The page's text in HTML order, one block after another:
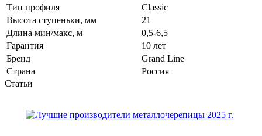
Тип профиля
Classic
Высота ступеньки, мм
21
Длина мин/макс, м
0,5-6,5
Гарантия
10 лет
Бренд
Grand Line
Страна
Россия
Статьи